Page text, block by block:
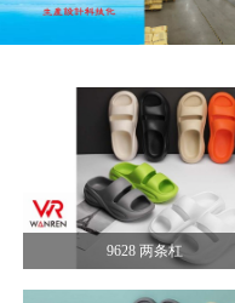
9628 两条杠